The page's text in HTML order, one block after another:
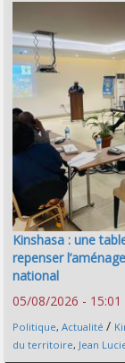
Kinshasa : une
repenser
national
05/08/2026 - 15:01
Politique, Actualité /
du territoire, Jean